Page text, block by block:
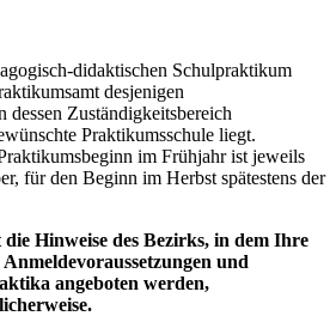
didaktischen Schulpraktikum
desjenigen
Zuständigkeitsbereich
Praktikumsschule liegt.
im Frühjahr ist jeweils
für den Beginn im Herbst spätestens der
Hinweise des Bezirks, in dem Ihre
und
angeboten werden,